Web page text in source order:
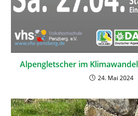
Alpengletscher im
24. Mai 2024